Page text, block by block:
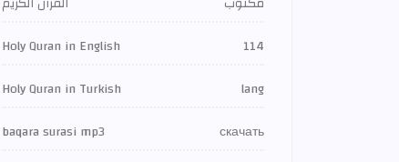
Holy Quran in English
114
Holy Quran in Turkish
lang
baqara surasi mp3
скачать